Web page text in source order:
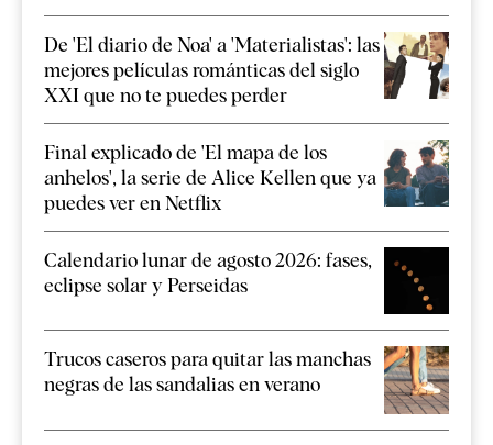
De 'El diario de Noa' a 'Materialistas': las
mejores películas románticas del siglo
XXI que no te puedes perder
Final explicado de 'El mapa de los
anhelos', la serie de Alice Kellen que ya
puedes ver en Netflix
Calendario lunar de agosto 2026: fases,
eclipse solar y Perseidas
Trucos caseros para quitar las manchas
negras de las sandalias en verano